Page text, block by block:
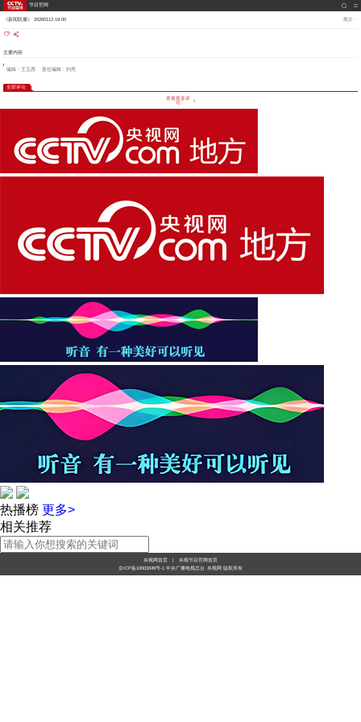
节目官网
《新闻联播》 20260113 19:00 简介
主要内容
编辑：王玉西 责任编辑：刘亮
全部评论
查看更多评
论
热播榜 更多>
相关推荐
央视网首页 |
央视节目官网首页
京ICP备10003349号-1 中央广播电视总台 央视网 版权所有